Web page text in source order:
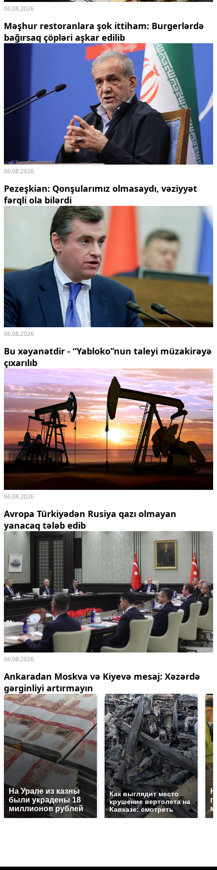
06.08.2026
Məşhur restoranlara şok ittiham: Burgerlərdə
bağırsaq çöpləri aşkar edilib
06.08.2026
Pezeşkian: Qonşularımız olmasaydı, vəziyyət
fərqli ola bilərdi
06.08.2026
Bu xəyanətdir - “Yabloko”nun taleyi müzakirəyə
çıxarılıb
06.08.2026
Avropa Türkiyədən Rusiya qazı olmayan
yanacaq tələb edib
06.08.2026
Ankaradan Moskva və Kiyevə mesaj: Xəzərdə
gərginliyi artırmayın
На Урале из казны
были украдены 18
миллионов рублей
Как выглядит место
крушение вертолета на
Кавказе: смотреть